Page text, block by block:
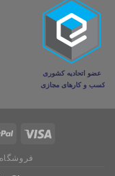
فروشگاه